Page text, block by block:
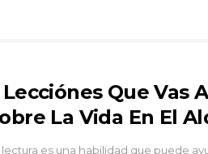
Lecciónes Que Vas
La Vida En El
lectura es una habilidad que puede